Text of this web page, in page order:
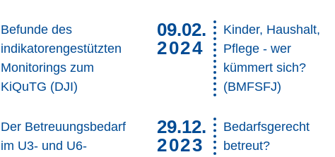
Befunde des
indikatorengestützten
Monitorings zum
KiQuTG (DJI)
09.02.
2024
Kinder, Haushalt,
Pflege - wer
kümmert sich?
(BMFSFJ)
Der Betreuungsbedarf
im U3- und U6-
29.12.
2023
Bedarfsgerecht
betreut?